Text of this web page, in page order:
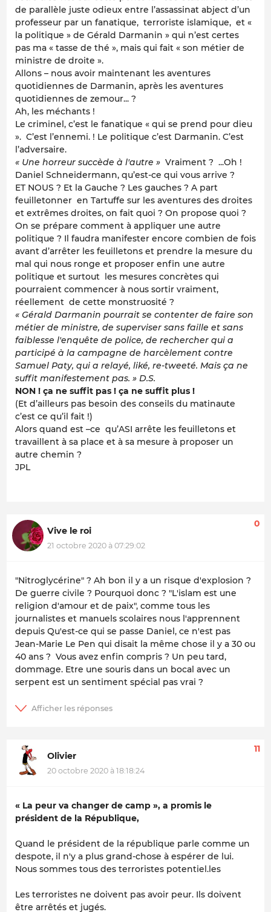
de parallèle juste odieux entre l’assassinat abject d’un
professeur par un fanatique, terroriste islamique, et «
la politique » de Gérald Darmanin » qui n’est certes
pas ma « tasse de thé », mais qui fait « son métier de
ministre de droite ».
Allons – nous avoir maintenant les aventures
quotidiennes de Darmanin, après les aventures
quotidiennes de zemour... ?
Ah, les méchants !
Le criminel, c’est le fanatique « qui se prend pour dieu
». C’est l’ennemi. ! Le politique c’est Darmanin. C’est
l’adversaire.
« Une horreur succède à l'autre » Vraiment ? ...Oh !
Daniel Schneidermann, qu’est-ce qui vous arrive ?
ET NOUS ? Et la Gauche ? Les gauches ? A part
feuilletonner en Tartuffe sur les aventures des droites
et extrêmes droites, on fait quoi ? On propose quoi ?
On se prépare comment à appliquer une autre
politique ? Il faudra manifester encore combien de fois
avant d’arrêter les feuilletons et prendre la mesure du
mal qui nous ronge et proposer enfin une autre
politique et surtout les mesures concrètes qui
pourraient commencer à nous sortir vraiment,
réellement de cette monstruosité ?
« Gérald Darmanin pourrait se contenter de faire son
métier de ministre, de superviser sans faille et sans
faiblesse l'enquête de police, de rechercher qui a
participé à la campagne de harcèlement contre
Samuel Paty, qui a relayé, liké, re-tweeté. Mais ça ne
suffit manifestement pas. » D.S.
NON ! ça ne suffit pas ! ça ne suffit plus !
(Et d’ailleurs pas besoin des conseils du matinaute
c’est ce qu’il fait !)
Alors quand est –ce qu’ASI arrête les feuilletons et
travaillent à sa place et à sa mesure à proposer un
autre chemin ?
JPL
Vive le roi
21 octobre 2020 à 07:29:02
0
"Nitroglycérine" ? Ah bon il y a un risque d'explosion ?
De guerre civile ? Pourquoi donc ? "L'islam est une
religion d'amour et de paix", comme tous les
journalistes et manuels scolaires nous l'apprennent
depuis Qu'est-ce qui se passe Daniel, ce n'est pas
Jean-Marie Le Pen qui disait la même chose il y a 30 ou
40 ans ? Vous avez enfin compris ? Un peu tard,
dommage. Etre une souris dans un bocal avec un
serpent est un sentiment spécial pas vrai ?
Olivier
20 octobre 2020 à 18:18:24
11
« La peur va changer de camp », a promis le
président de la République,
Quand le président de la république parle comme un
despote, il n'y a plus grand-chose à espérer de lui.
Nous sommes tous des terroristes potentiel.les
Les terroristes ne doivent pas avoir peur. Ils doivent
être arrêtés et jugés.